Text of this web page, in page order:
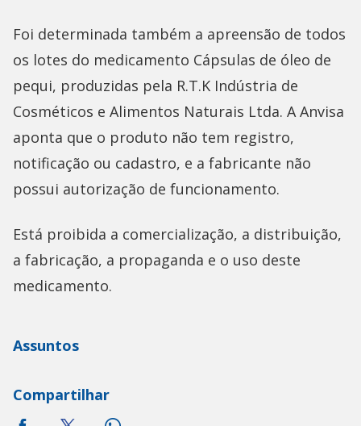
Foi determinada também a apreensão de todos
os lotes do medicamento Cápsulas de óleo de
pequi, produzidas pela R.T.K Indústria de
Cosméticos e Alimentos Naturais Ltda. A Anvisa
aponta que o produto não tem registro,
notificação ou cadastro, e a fabricante não
possui autorização de funcionamento.
Está proibida a comercialização, a distribuição,
a fabricação, a propaganda e o uso deste
medicamento.
Assuntos
Compartilhar